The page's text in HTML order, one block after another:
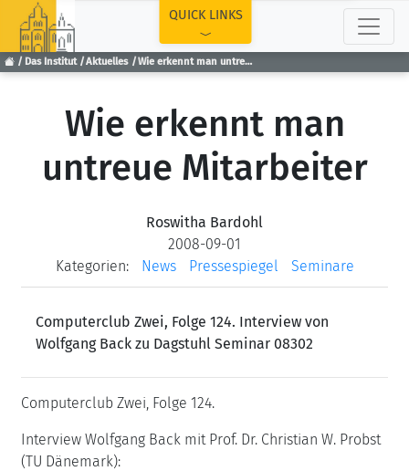
Das Institut Aktuelles Wie erkennt man untreue Mitarbeiter
QUICK LINKS
Wie erkennt man
untreue Mitarbeiter
Roswitha Bardohl
2008-09-01
Kategorien:
News Pressespiegel Seminare
Computerclub Zwei, Folge 124. Interview von
Wolfgang Back zu Dagstuhl Seminar 08302
Computerclub Zwei, Folge 124.
Interview Wolfgang Back mit Prof. Dr. Christian W. Probst
(TU Dänemark):